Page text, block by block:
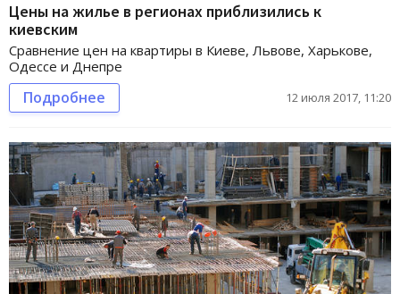
Цены на жилье в регионах приблизились к
киевским
Сравнение цен на квартиры в Киеве, Львове, Харькове,
Одессе и Днепре
Подробнее 12 июля 2017, 11:20